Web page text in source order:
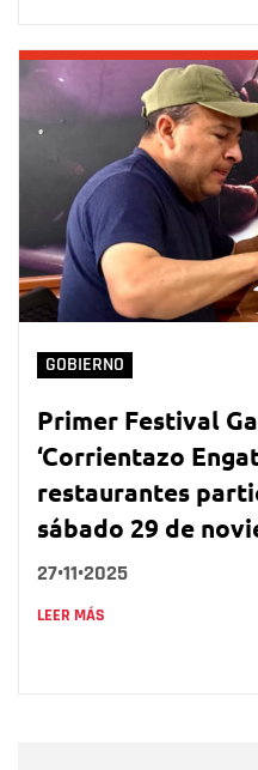
GOBIERNO
Primer Festival
‘Corrientazo
restaurantes
sábado 29 de
27•11•2025
LEER MÁS